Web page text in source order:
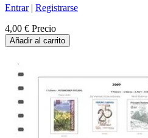
Entrar| Registrarse
4,00 € Precio
Añadir al carrito